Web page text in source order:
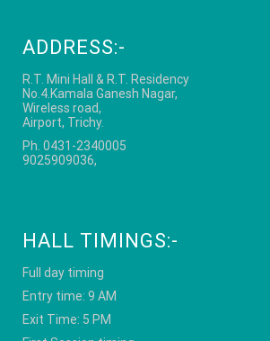
ADDRESS:-
R.T. Mini Hall & R.T. Residency
No.4.Kamala Ganesh Nagar,
Wireless road,
Airport, Trichy.
Ph. 0431-2340005
9025909036,
HALL TIMINGS:-
Full day timing
Entry time: 9 AM
Exit Time: 5 PM